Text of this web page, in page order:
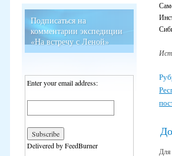
Для
Подписаться на
комментарии экспедиции
«На встречу с Леной»
Enter your email address:
Delivered by FeedBurner